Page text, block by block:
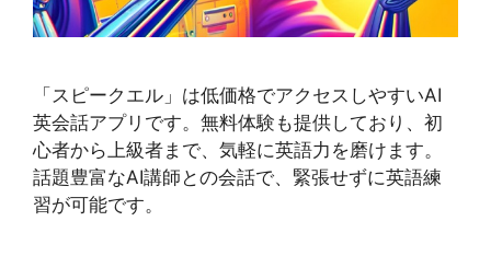
「スピークエル」は低価格でアクセスしやすいAI
英会話アプリです。無料体験も提供しており、初
心者から上級者まで、気軽に英語力を磨けます。
話題豊富なAI講師との会話で、緊張せずに英語練
習が可能です。